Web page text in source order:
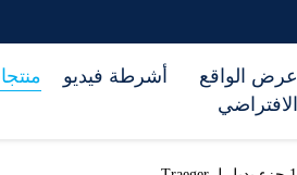
أشرطة فيديو
عرض الواقع
الافتراضي